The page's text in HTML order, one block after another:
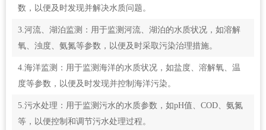
数，以便及时发现并解决水质问题。
3.河流、湖泊监测：用于监测河流、湖泊的水质状况，如溶解
氧、浊度、氨氮等参数，以便及时采取污染治理措施。
4.海洋监测：用于监测海洋的水质状况，如盐度、溶解氧、温
度等参数，以便及时发现并控制海洋污染。
5.污水处理：用于监测污水的水质参数，如pH值、COD、氨氮
等，以便控制和调节污水处理过程。